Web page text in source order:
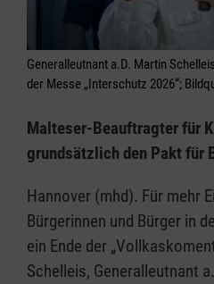
Generalleutnant a.D. Martin
der Messe „Interschutz 2026“;
Malteser-Beauftragter für
grundsätzlich den Pakt für
Hannover (mhd). Für mehr
Bürgerinnen und Bürger in
ein Ende der
Schelleis, Generalleutnant